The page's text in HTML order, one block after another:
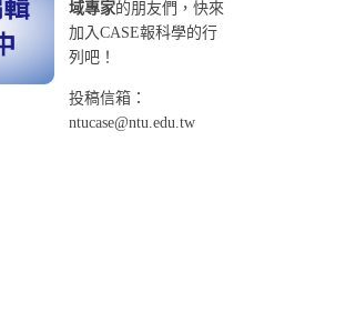
域專家的朋友們，快來
加入CASE報科學的行
列吧！
投稿信箱：
ntucase@ntu.edu.tw